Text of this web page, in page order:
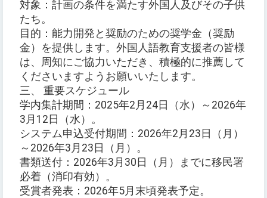
対象：計画の条件を満たす外国人及びその子供
たち。
目的：能力開発と奨励のための奨学金（奨励
金）を提供します。外国人語教育支援者の皆様
は、周知にご協力いただき、積極的に推薦して
くださいますようお願いいたします。
三、 重要スケジュール
学内集計期間：2025年2月24日（水）～2026年
3月12日（水）。
システム申込受付期間：2026年2月23日（月）
～2026年3月23日（月）。
書類送付：2026年3月30日（月）までに移民署
必着（消印有効）。
受賞者発表：2026年5月末頃発表予定。